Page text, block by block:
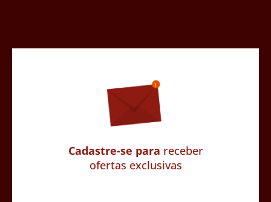
Cadastre-se para receber
ofertas exclusivas